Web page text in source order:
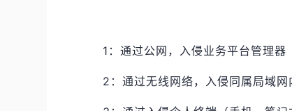
1：通过公网，入侵业务平台管理器
2：通过无线网络，入侵同属局域网